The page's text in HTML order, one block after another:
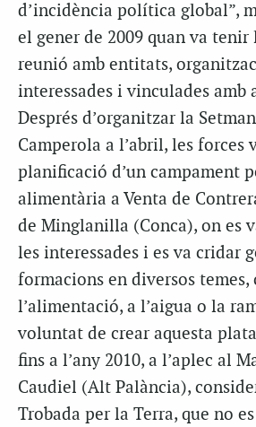
d’incidència política global”,
el gener de 2009 quan va
reunió amb entitats,
interessades i vinculades amb
Després d’organitzar la
Camperola a l’abril, les forces
planificació d’un campament
alimentària a Venta de
de Minglanilla (Conca), on es
les interessades i es va cridar
formacions en diversos temes,
l’alimentació, a l’aigua o la
voluntat de crear aquesta
fins a l’any 2010, a l’aplec al
Caudiel (Alt Palància),
Trobada per la Terra, que no